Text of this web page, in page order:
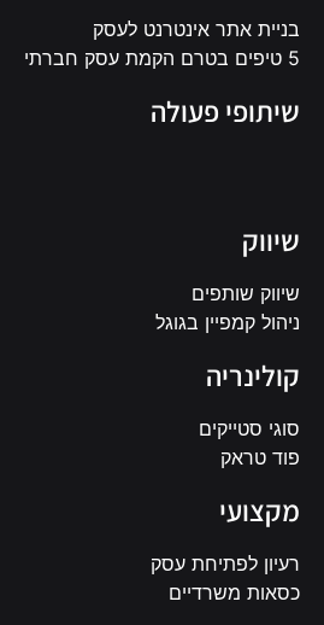
בניית אתר אינטרנט לעסק
5 טיפים בטרם הקמת עסק חברתי
שיתופי פעולה
שיווק
שיווק שותפים
ניהול קמפיין בגוגל
קולינריה
סוגי סטייקים
פוד טראק
מקצועי
רעיון לפתיחת עסק
כסאות משרדיים